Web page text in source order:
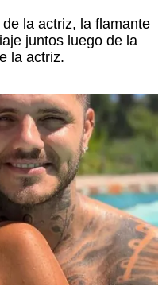
la actriz, la flamante
juntos luego de la
la actriz.